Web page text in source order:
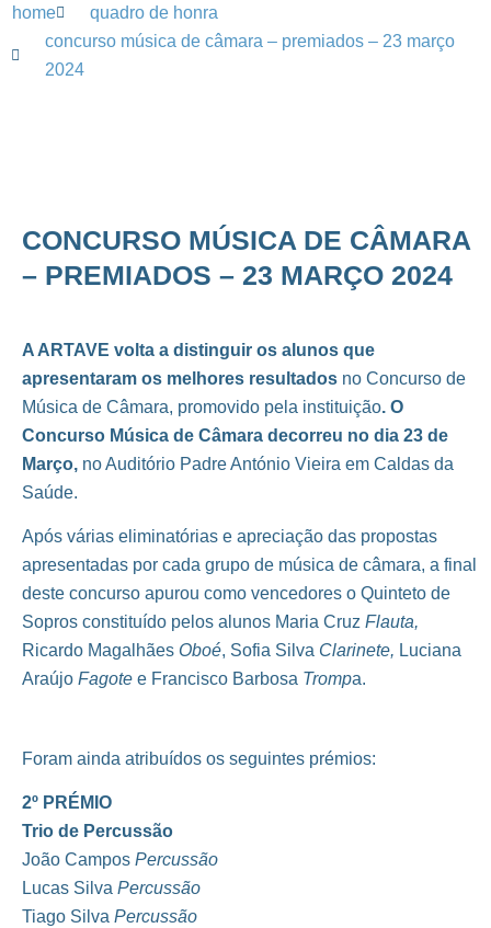
home
quadro de honra
concurso música de câmara – premiados – 23 março
2024
CONCURSO MÚSICA DE CÂMARA
– PREMIADOS – 23 MARÇO 2024
A ARTAVE volta a distinguir os alunos que
apresentaram os melhores resultados no Concurso de
Música de Câmara, promovido pela instituição. O
Concurso Música de Câmara decorreu no dia 23 de
Março, no Auditório Padre António Vieira em Caldas da
Saúde.
Após várias eliminatórias e apreciação das propostas
apresentadas por cada grupo de música de câmara, a final
deste concurso apurou como vencedores o Quinteto de
Sopros constituído pelos alunos Maria Cruz Flauta,
Ricardo Magalhães Oboé, Sofia Silva Clarinete, Luciana
Araújo Fagote e Francisco Barbosa Trompa.
Foram ainda atribuídos os seguintes prémios:
2º PRÉMIO
Trio de Percussão
João Campos Percussão
Lucas Silva Percussão
Tiago Silva Percussão